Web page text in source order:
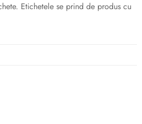
Etichetele se prind de produs cu